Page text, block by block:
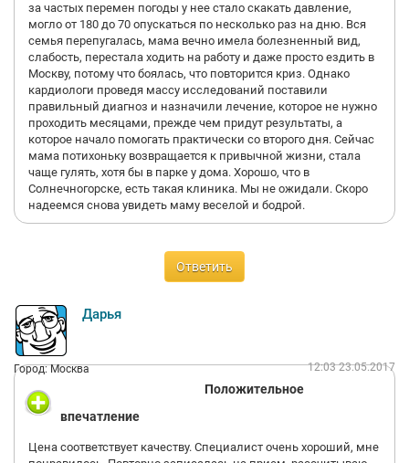
за частых перемен погоды у нее стало скакать давление,
могло от 180 до 70 опускаться по несколько раз на дню. Вся
семья перепугалась, мама вечно имела болезненный вид,
слабость, перестала ходить на работу и даже просто ездить в
Москву, потому что боялась, что повторится криз. Однако
кардиологи проведя массу исследований поставили
правильный диагноз и назначили лечение, которое не нужно
проходить месяцами, прежде чем придут результаты, а
которое начало помогать практически со второго дня. Сейчас
мама потихоньку возвращается к привычной жизни, стала
чаще гулять, хотя бы в парке у дома. Хорошо, что в
Солнечногорске, есть такая клиника. Мы не ожидали. Скоро
надеемся снова увидеть маму веселой и бодрой.
Ответить
Дарья
Город: Москва 12:03 23.05.2017
Положительное
впечатление
Цена соответствует качеству. Специалист очень хороший, мне